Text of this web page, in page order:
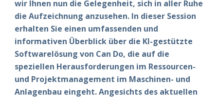
wir Ihnen nun die Gelegenheit, sich in aller Ruhe
die Aufzeichnung anzusehen. In dieser Session
erhalten Sie einen umfassenden und
informativen Überblick über die KI-gestützte
Softwarelösung von Can Do, die auf die
speziellen Herausforderungen im Ressourcen-
und Projektmanagement im Maschinen- und
Anlagenbau eingeht. Angesichts des aktuellen